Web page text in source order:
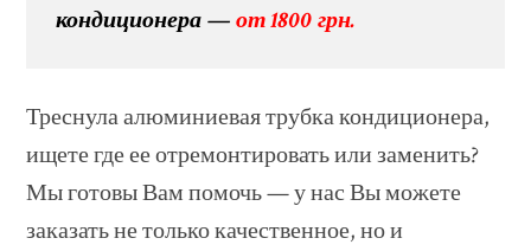
кондиционера —от 1800 грн.
Треснула алюминиевая трубка кондиционера,
ищете где ее отремонтировать или заменить?
Мы готовы Вам помочь — у нас Вы можете
заказать не только качественное, но и